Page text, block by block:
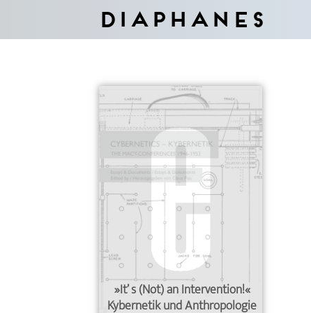
Diaphanes
»It’ s (Not) an Intervention!«
Kybernetik und Anthropologie